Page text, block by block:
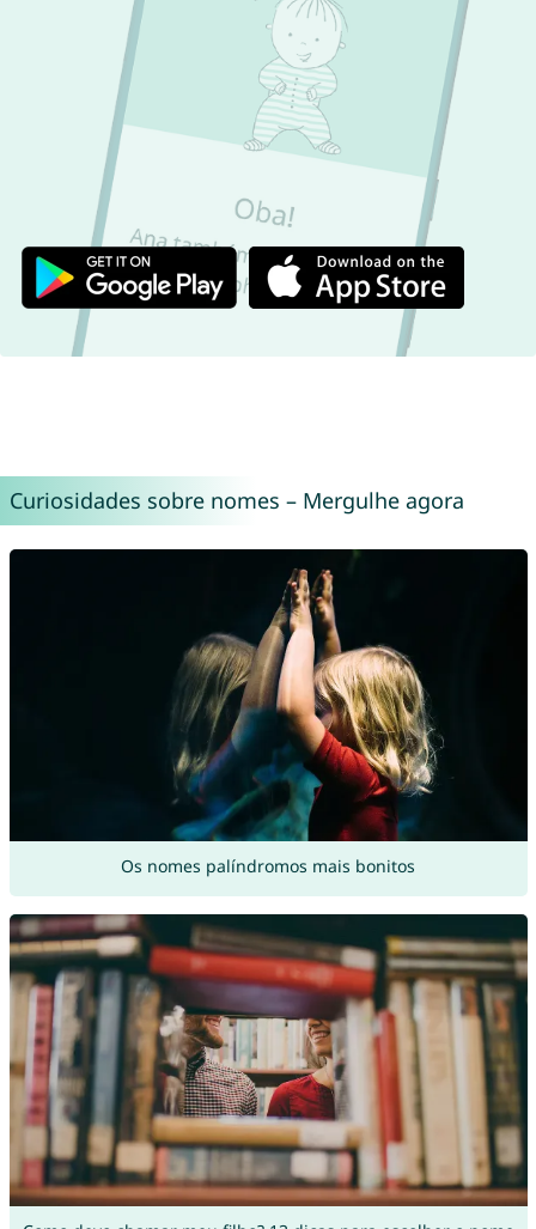
Curiosidades sobre nomes – Mergulhe agora
Os nomes palíndromos mais bonitos